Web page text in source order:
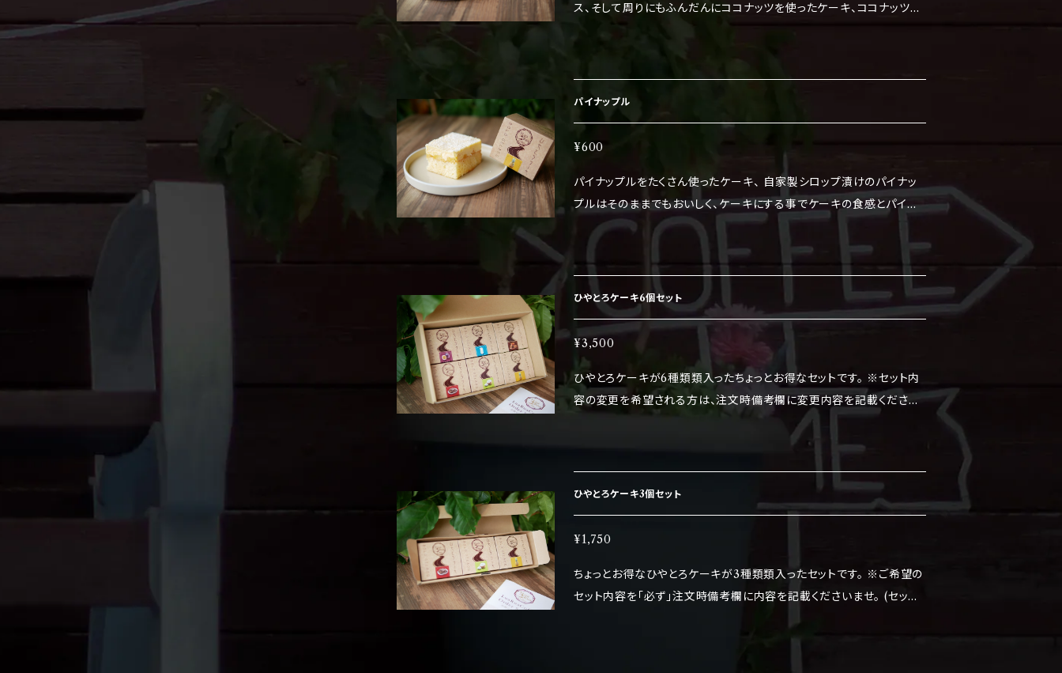
ス、そして周りにもふんだんにココナッツを使ったケーキ、ココナッツの
食感とケーキのトロッと食感のバランスがグッド。 アレルギー物質（２８
凍してから食べてください。 ※解凍後は冷蔵庫に保存し、4日以内に食
パイナップル
¥600
パイナップルをたくさん使ったケーキ、 自家製シロップ漬けのパイナッ
プルはそのままでもおいしく、ケーキにする事でケーキの食感とパイナ
ップルがよく合います。上部にはココナッツをまぶしており、食べるとそ
します。 保存する場合は、そのまま冷凍庫に。 ※保存期限はラベルに記
載しています。 食べる際は、解凍してから食べてください。 ※解凍後は
冷蔵庫に保存し、4日以内に食べてください。
ひやとろケーキ6個セット
¥3,500
ひやとろケーキが6種類類入ったちょっとお得なセットです。 ※セット内
容の変更を希望される方は、注文時備考欄に変更内容を記載ください
冷凍状態でお送りします。 保存する場合は、そのまま冷凍庫に。 ※保存
期限はラベルに記載しています。 食べる際は、解凍してから食べてくだ
さい。 ※解凍後は冷蔵庫に保存し、4日以内に食べてください。
ひやとろケーキ3個セット
¥1,750
ちょっとお得なひやとろケーキが3種類類入ったセットです。 ※ご希望の
セット内容を「必ず」注文時備考欄に内容を記載くださいませ。 (セット
ツ・ココナッツ・パイナップル・スキムミルク・ドルセデレチェ アレルギー